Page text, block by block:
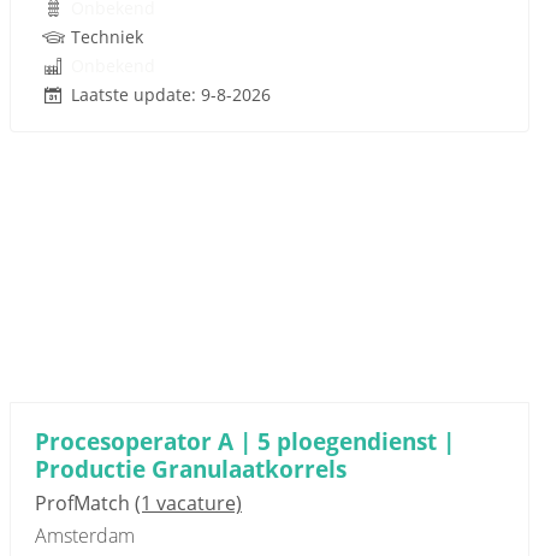
Techniek
Laatste update: 9-8-2026
Procesoperator A | 5 ploegendienst |
Productie Granulaatkorrels
ProfMatch (1 vacature)
Amsterdam